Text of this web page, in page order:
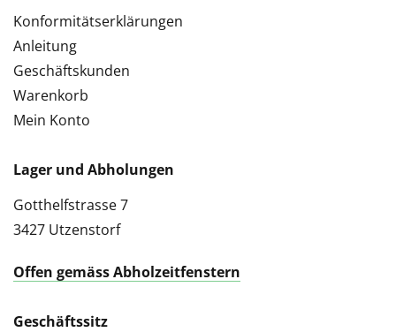
Konformitätserklärungen
Anleitung
Geschäftskunden
Warenkorb
Mein Konto
Lager und Abholungen
Gotthelfstrasse 7
3427 Utzenstorf
Offen gemäss Abholzeitfenstern
Geschäftssitz